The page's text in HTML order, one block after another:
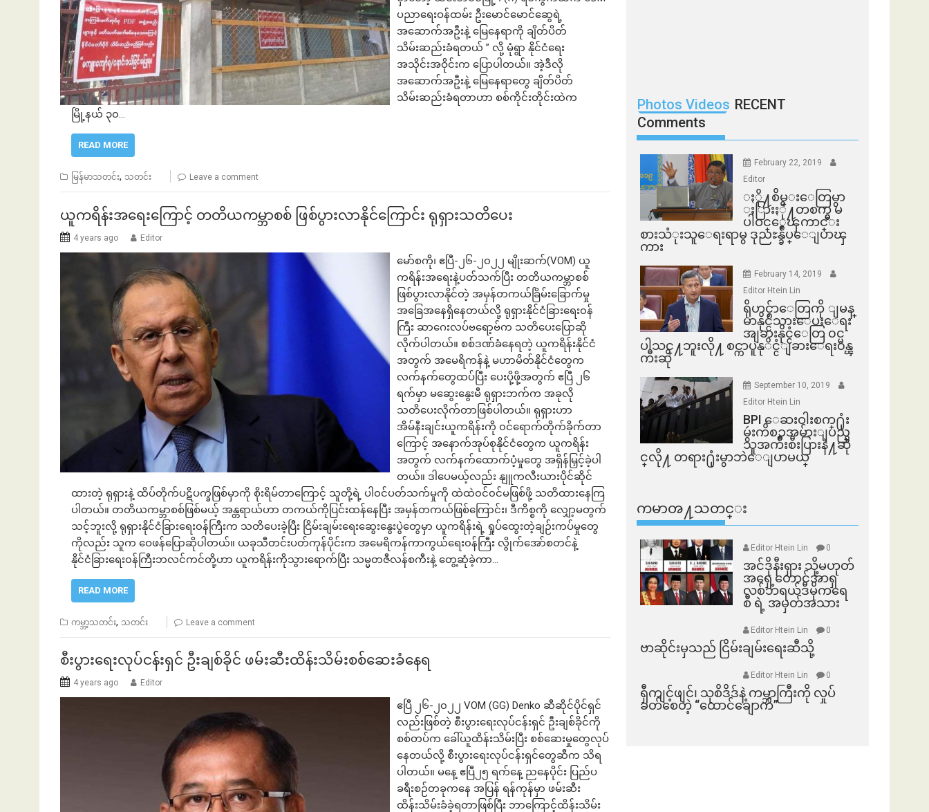
ပညာရေးဝန်ထမ်း ဦးမောင်မောင်ဆွေရဲ့
အဆောက်အဦးနဲ့ မြေနေရာကို ချိတ်ပိတ်
သိမ်းဆည်းခံရတယ် ” လို့ မုံရွာ နိုင်ငံရေး
အသိုင်းအဝိုင်းက ပြောပါတယ်။ အဲ့ဒီလို
အဆောက်အဦးနဲ့ မြေနေရာတွေ ချိတ်ပိတ်
သိမ်းဆည်းခံရတာဟာ စစ်ကိုင်းတိုင်းထဲက
မြို့နယ် ၃၀…
READ MORE
မြန်မာသတင်း, သတင်း Leave a comment
ယူကရိန်းအရေးကြောင့် တတိယကမ္ဘာစစ် ဖြစ်ပွားလာနိုင်ကြောင်း ရုရှားသတိပေး
4 years ago Editor
မော်စကို၊ ဧပြီ-၂၆-၂၀၂၂ မျိုးဆက်(VOM) ယူ
ကရိန်းအရေးနဲ့ပတ်သက်ပြီး တတိယကမ္ဘာစစ်
ဖြစ်ပွားလာနိုင်တဲ့ အမှန်တကယ်ခြိမ်းခြောက်မှု
အခြေအနေရှိနေတယ်လို့ ရုရှားနိုင်ငံခြားရေး၀န်
ကြီး ဆာဂေးလပ်ဗရော့ဗ်က သတိပေးပြောဆို
လိုက်ပါတယ်။ စစ်ဒဏ်ခံနေရတဲ့ ယူကရိန်းနိုင်ငံ
အတွက် အမေရိကန်နဲ့ မဟာမိတ်နိုင်ငံတွေက
လက်နက်တွေထပ်ပြီး ပေးပို့ဖို့အတွက် ဧပြီ ၂၆
ရက်မှာ မဆွေးနွေးမီ ရုရှားဘက်က အခုလို
သတိပေးလိုက်တာဖြစ်ပါတယ်။ ရုရှားဟာ
အိမ်နီးချင်းယူကရိန်းကို ၀င်ရောက်တိုက်ခိုက်တာ
ကြောင့် အနောက်အုပ်စုနိုင်ငံတွေက ယူကရိန်း
အတွက် လက်နက်ထောက်ပံ့မှုတွေ အရှိန်မြှင့်ခဲ့ပါ
တယ်။ ဒါပေမယ့်လည်း နျူကလီးယားပိုင်ဆိုင်
ထားတဲ့ ရုရှားနဲ့ ထိပ်တိုက်ပဋိပက္ခဖြစ်မှာကို စိုးရိမ်တာကြောင့် သူတို့ရဲ့ ပါ၀င်ပတ်သက်မှုကို ထဲထဲ၀င်၀င်မဖြစ်ဖို့ သတိထားနေကြ
ပါတယ်။ တတိယကမ္ဘာစစ်ဖြစ်မယ့် အန္တရာယ်ဟာ တကယ်ကိုပြင်းထန်နေပြီး အမှန်တကယ်ဖြစ်ကြောင်း၊ ဒီကိစ္စကို လျှော့မတွက်
သင့်ဘူးလို့ ရုရှားနိုင်ငံခြားရေး၀န်ကြီးက သတိပေးခဲ့ပြီး ငြိမ်းချမ်းရေးဆွေးနွေးပွဲတွေမှာ ယူကရိန်းရဲ့ ရှုပ်ထွေးတဲ့ချဉ်းကပ်မှုတွေ
ကိုလည်း သူက ဝေဖန်ပြောဆိုပါတယ်။ ယခုသီတင်းပတ်ကုန်ပိုင်းက အမေရိကန်ကာကွယ်ရေး၀န်ကြီး လွိုက်အော်စတင်နဲ့
နိုင်ငံခြားရေး၀န်ကြီးဘလင်ကင်တို့ဟာ ယူကရိန်းကိုသွားရောက်ပြီး သမ္မတဇီလန်စကီးနဲ့ တွေ့ဆုံခဲ့ကာ…
READ MORE
ကမ္ဘာ့သတင်း, သတင်း Leave a comment
စီးပွားရေးလုပ်ငန်းရှင် ဦးချစ်ခိုင် ဖမ်းဆီးထိန်းသိမ်းစစ်ဆေးခံနေရ
4 years ago Editor
ဧပြီ ၂၆-၂၀၂၂ VOM (GG) Denko ဆီဆိုင်ပိုင်ရှင်
လည်းဖြစ်တဲ့ စီးပွားရေးလုပ်ငန်းရှင် ဦးချစ်ခိုင်ကို
စစ်တပ်က ခေါ်ယူထိန်းသိမ်းပြီး စစ်ဆေးမှုတွေလုပ်
နေတယ်လို့ စီးပွားရေးလုပ်ငန်းရှင်တွေဆီက သိရ
ပါတယ်။ မနေ့ ဧပြီ၂၅ ရက်နေ့ ညနေပိုင်း ပြည်ပ
ခရီးစဉ်တခုကနေ အပြန် ရန်ကုန်မှာ ဖမ်းဆီး
ထိန်းသိမ်းခံခဲ့ရတာဖြစ်ပြီး ဘာကြောင့်ထိန်းသိမ်း
Photos Videos RECENT
Comments
February 22, 2019
Editor
ႏို႔စိမ္းေတြမွာ
ႏြားႏို႔တစက္မွ မ
ပါဝင္ေၾကာင္း
စားသံုးသူေရးရာမွ ဒုညႊန္ခ်ဳပ္ေျပာၾ
ကား
February 14, 2019
Editor Htein Lin
ရိုဟင္ဂ်ာေတြကို ျမန္
မာနိုင္ငံသားေပးေရး
အျခားနိုင္ငံေတြ ၀င္မ
ပါသင္႔ဘူးလို႔ စင္ကာပူနုိင္ငံျခားေရး၀န္ၾ
ကီးဆို
September 10, 2019
Editor Htein Lin
BPI ​ေဆးဝါးစက္​႐ုံး
မွဴးကိစၥအမ်ားျပည္​
သူအက်ိဳးစီးပြားနဲ႔ဆို
င္​လို႔ တရား႐ုံးမွာဘဲေျပာမယ္​
ကမာၻ႔သတင္း
Editor Htein Lin 0
အင်ဒိုနီးရှား သို့မဟုတ်
အရှေ့တောင်အာရှ
လစ်ဘရယ်ဒီမိုကရေ
စီ ရဲ့ အမှတ်အသား
Editor Htein Lin 0
ဗာဆိုင်းမှသည် ငြိမ်းချမ်းရေးဆီသို့
Editor Htein Lin 0
ရှီကျင့်ဖျင်၊ သုစိဒိဒ်နဲ့ ကမ္ဘာကြီးကို လှုပ်
ခတ်စေတဲ့ “ထောင်ချောက်”